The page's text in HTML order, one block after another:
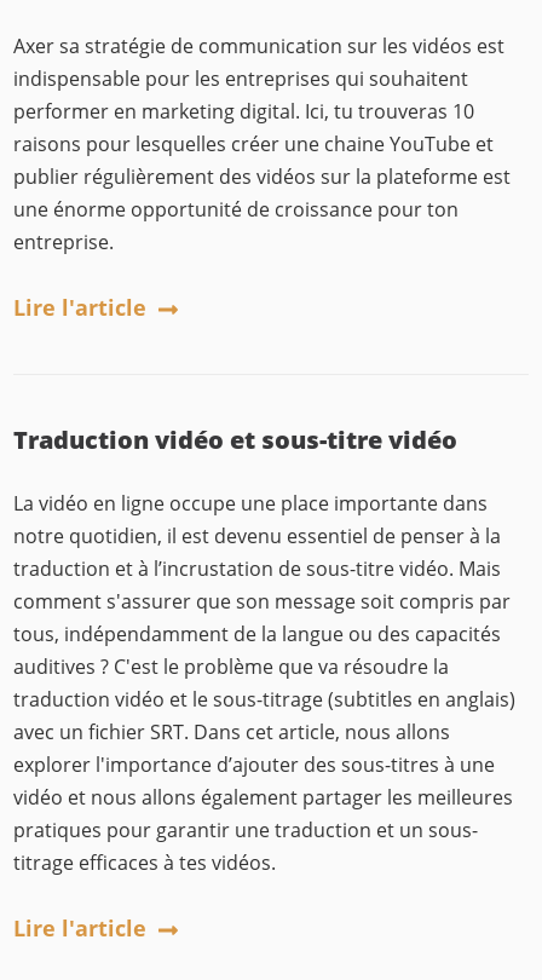
Axer sa stratégie de communication sur les vidéos est
indispensable pour les entreprises qui souhaitent
performer en marketing digital. Ici, tu trouveras 10
raisons pour lesquelles créer une chaine YouTube et
publier régulièrement des vidéos sur la plateforme est
une énorme opportunité de croissance pour ton
entreprise.
Lire l'article
Traduction vidéo et sous-titre vidéo
La vidéo en ligne occupe une place importante dans
notre quotidien, il est devenu essentiel de penser à la
traduction et à l’incrustation de sous-titre vidéo. Mais
comment s'assurer que son message soit compris par
tous, indépendamment de la langue ou des capacités
auditives ? C'est le problème que va résoudre la
traduction vidéo et le sous-titrage (subtitles en anglais)
avec un fichier SRT. Dans cet article, nous allons
explorer l'importance d’ajouter des sous-titres à une
vidéo et nous allons également partager les meilleures
pratiques pour garantir une traduction et un sous-
titrage efficaces à tes vidéos.
Lire l'article